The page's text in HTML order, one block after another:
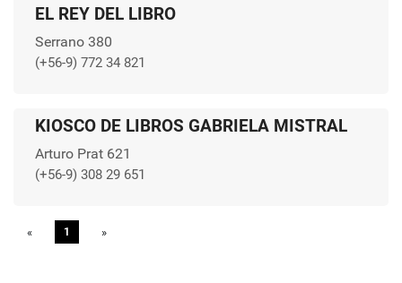
EL REY DEL LIBRO
Serrano 380
(+56-9) 772 34 821
KIOSCO DE LIBROS GABRIELA MISTRAL
Arturo Prat 621
(+56-9) 308 29 651
« Previous
1 »